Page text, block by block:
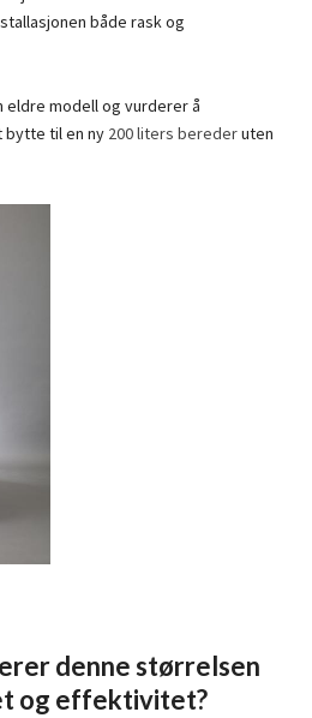
både rask og
eldre modell og vurderer å
bytte til en ny 200 liters berederuten
denne størrelsen
og effektivitet?